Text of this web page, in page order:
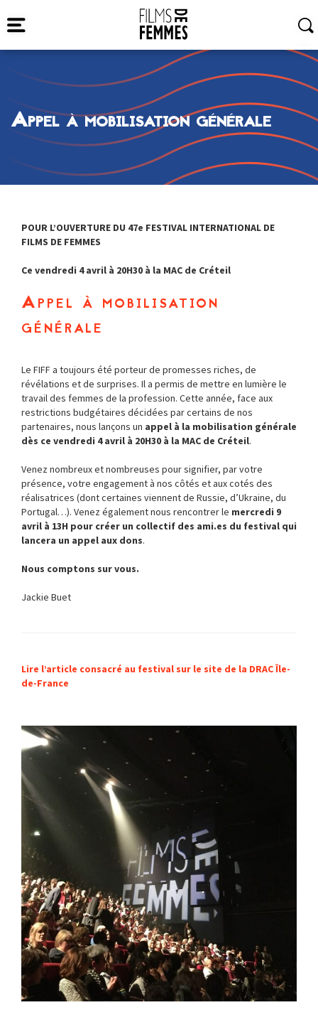
Appel à mobilisation générale
POUR L’OUVERTURE DU 47e FESTIVAL INTERNATIONAL DE
FILMS DE FEMMES
Ce vendredi 4 avril à 20H30 à la MAC de Créteil
Appel à mobilisation
générale
Le FIFF a toujours été porteur de promesses riches, de
révélations et de surprises. Il a permis de mettre en lumière le
travail des femmes de la profession. Cette année, face aux
restrictions budgétaires décidées par certains de nos
partenaires, nous lançons un appel à la mobilisation générale
dès ce vendredi 4 avril à 20H30 à la MAC de Créteil.
Venez nombreux et nombreuses pour signifier, par votre
présence, votre engagement à nos côtés et aux cotés des
réalisatrices (dont certaines viennent de Russie, d’Ukraine, du
Portugal…). Venez également nous rencontrer le mercredi 9
avril à 13H pour créer un collectif des ami.es du festival qui
lancera un appel aux dons.
Nous comptons sur vous.
Jackie Buet
Lire l’article consacré au festival sur le site de la DRAC Île-
de-France